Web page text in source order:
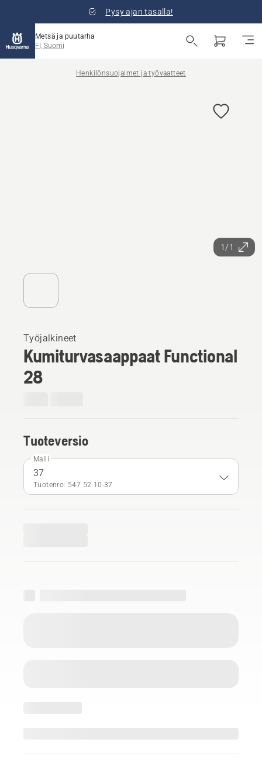
Pysy ajan tasalla!
Metsä ja puutarha
FI, Suomi
Henkilönsuojaimet ja työvaatteet
1/1
Työjalkineet
Kumiturvasaappaat Functional
28
Tuoteversio
Malli
37
Tuotenro: 547 52 10‑37